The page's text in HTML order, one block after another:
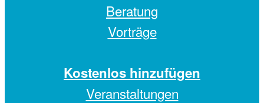
Beratung
Vorträge
Kostenlos hinzufügen
Veranstaltungen